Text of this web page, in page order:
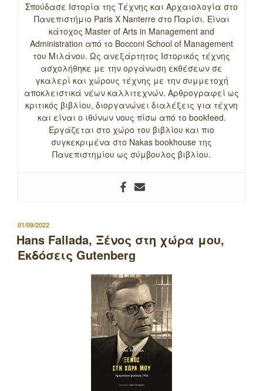
Σπούδασε Ιστορία της Τέχνης και Αρχαιολογία στο
Πανεπιστήμιο Paris X Nanterre στο Παρίσι. Είναι
κάτοχος Master of Arts in Management and
Administration από το Bocconi School of Management
του Μιλάνου. Ως ανεξάρτητος Ιστορικός τέχνης
ασχολήθηκε με την οργάνωση εκθέσεων σε
γκαλερί και χώρους τέχνης με την συμμετοχή
αποκλειστικά νέων καλλιτεχνών. Αρθρογραφεί ως
κριτικός βιβλίου, διοργανώνει διαλέξεις για τέχνη
και είναι ο ιθύνων νους πίσω από το bookfeed.
Εργάζεται στο χώρο του βιβλίου και πιο
συγκεκριμένα στο Nakas bookhouse της
Πανεπιστημίου ως σύμβουλος βιβλίου.
ΔΗΜΟΣΙΕΥΤΗΚΕ
ΣΤΙΣ
01/09/2022
Hans Fallada, Ξένος στη χώρα μου,
Εκδόσεις Gutenberg